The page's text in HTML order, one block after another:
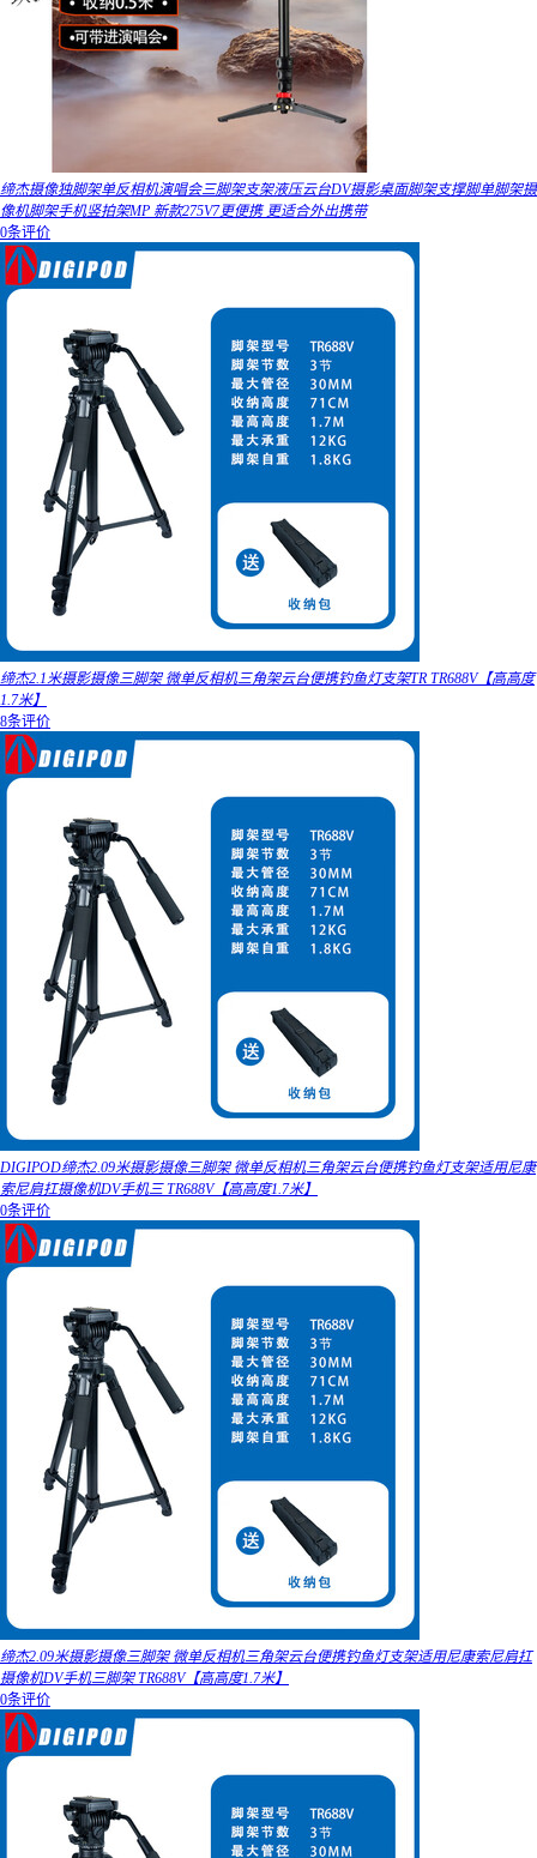
缔杰摄像独脚架单反相机演唱会三脚架支架液压云台DV摄影桌面脚架支撑脚单脚架摄
像机脚架手机竖拍架MP 新款275V7更便携 更适合外出携带
0条评价
缔杰2.1米摄影摄像三脚架 微单反相机三角架云台便携钓鱼灯支架TR TR688V【高高度
1.7米】
8条评价
DIGIPOD缔杰2.09米摄影摄像三脚架 微单反相机三角架云台便携钓鱼灯支架适用尼康
索尼肩扛摄像机DV手机三 TR688V【高高度1.7米】
0条评价
缔杰2.09米摄影摄像三脚架 微单反相机三角架云台便携钓鱼灯支架适用尼康索尼肩扛
摄像机DV手机三脚架 TR688V【高高度1.7米】
0条评价